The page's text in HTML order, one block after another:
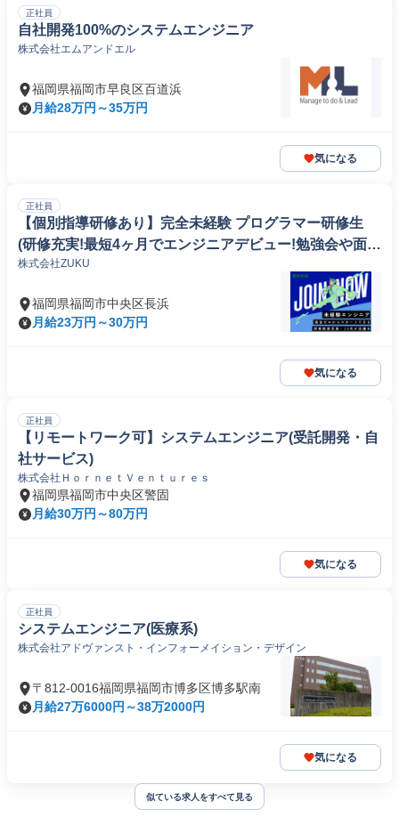
正社員
自社開発100%のシステムエンジニア
株式会社エムアンドエル
福岡県福岡市早良区百道浜
月給28万円～35万円
気になる
正社員
【個別指導研修あり】完全未経験 プログラマー研修生
(研修充実!最短4ヶ月でエンジニアデビュー!勉強会や面談
でスキルアップ)
株式会社ZUKU
福岡県福岡市中央区長浜
月給23万円～30万円
気になる
正社員
【リモートワーク可】システムエンジニア(受託開発・自
社サービス)
株式会社ＨｏｒｎｅｔＶｅｎｔｕｒｅｓ
福岡県福岡市中央区警固
月給30万円～80万円
気になる
正社員
システムエンジニア(医療系)
株式会社アドヴァンスト・インフォーメイション・デザイン
〒812-0016福岡県福岡市博多区博多駅南
月給27万6000円～38万2000円
気になる
似ている求人をすべて見る